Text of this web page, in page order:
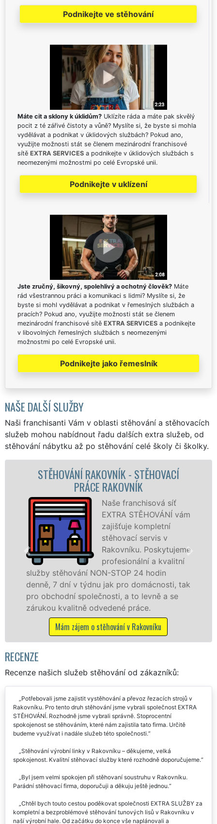
Podnikejte ve stěhování
Máte cit a sklony k úklidům? Uklízíte ráda a máte pak skvělý
pocit z té zářivé čistoty a vůně? Myslíte si, že byste si mohla
vydělávat a podnikat v úklidových službách? Pokud ano,
využijte možnosti stát se členem mezinárodní franchisové
sítě EXTRA SERVICES a podnikejte v úklidových službách s
neomezenými možnostmi po celé Evropské unii.
Podnikejte v uklízení
Jste zručný, šikovný, spolehlivý a ochotný člověk? Máte
rád všestrannou práci a komunikaci s lidmi? Myslíte si, že
byste si mohl vydělávat a podnikat v řemeslných službách a
pracích? Pokud ano, využijte možnosti stát se členem
mezinárodní franchisové sítě EXTRA SERVICES a podnikejte
v libovolných řemeslných službách s neomezenými
možnostmi po celé Evropské unii.
Podnikejte jako řemeslník
NAŠE DALŠÍ SLUŽBY
Naši franchisanti Vám v oblasti stěhování a stěhovacích
služeb mohou nabídnout řadu dalších extra služeb, od
stěhování nábytku až po stěhování celé školy či školky.
STĚHOVACÍ SLUŽBA RAKOVNÍK -
STĚHOVACÍ FIRMA RAKOVNÍK
Poskytujeme
stěhovací služby v
Rakovníku na
špičkové úrovni se
speciální stěhovací
technikou. Tyto
služby zajišťujeme domácnostem i firmám v
celém okresu Rakovník se zárukou kvality
franchisové sítě EXTRA STĚHOVÁNÍ.
Nabízíme stěhovací služby NON-STOP
včetně víkendů a svátků bez příplatků.
Mám zájem o stěhovací služby v Rakovníku
RECENZE
Recenze našich služeb stěhování od zákazníků:
Potřebovali jsme zajistit vystěhování a převoz řezacích strojů v
Rakovníku. Pro tento druh stěhování jsme vybrali společnost EXTRA
STĚHOVÁNÍ. Rozhodně jsme vybrali správně. Stoprocentní
spokojenost se stěhováním, které nám zajistila tato firma. Určitě
Stěhování výrobní linky v Rakovníku – děkujeme, velká
Byl jsem velmi spokojen při stěhovaní soustruhu v Rakovníku.
Chtěl bych touto cestou poděkovat společnosti EXTRA SLUŽBY za